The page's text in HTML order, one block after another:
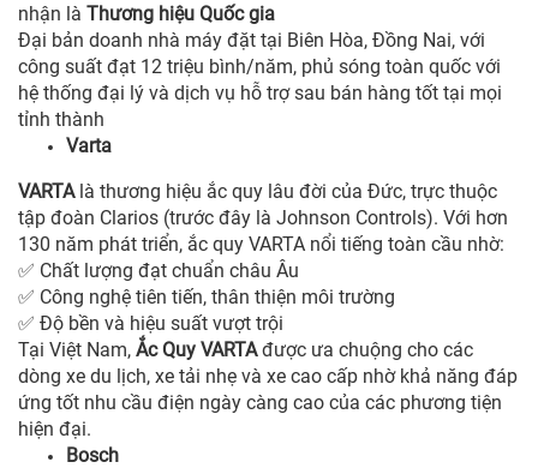
nhận là Thương hiệu Quốc gia
Đại bản doanh nhà máy đặt tại Biên Hòa, Đồng Nai, với
công suất đạt 12 triệu bình/năm, phủ sóng toàn quốc với
hệ thống đại lý và dịch vụ hỗ trợ sau bán hàng tốt tại mọi
tỉnh thành
Varta
VARTAlà thương hiệu ắc quy lâu đời của Đức, trực thuộc
tập đoàn Clarios (trước đây là Johnson Controls). Với hơn
130 năm phát triển, ắc quy VARTA nổi tiếng toàn cầu nhờ:
✅ Chất lượng đạt chuẩn châu Âu
✅ Công nghệ tiên tiến, thân thiện môi trường
✅ Độ bền và hiệu suất vượt trội
Tại Việt Nam, Ắc Quy VARTAđược ưa chuộng cho các
dòng xe du lịch, xe tải nhẹ và xe cao cấp nhờ khả năng đáp
ứng tốt nhu cầu điện ngày càng cao của các phương tiện
hiện đại.
Bosch